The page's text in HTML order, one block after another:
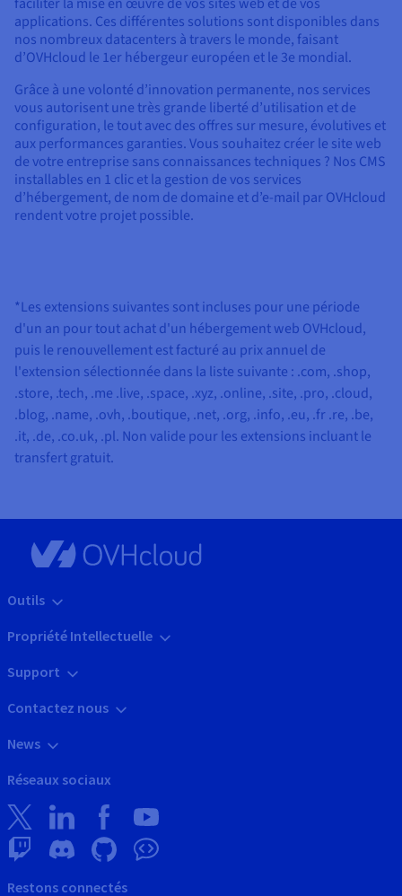
applications. Ces différentes solutions sont disponibles dans
nos nombreux datacenters à travers le monde, faisant
d’OVHcloud le 1er hébergeur européen et le 3e mondial.
Grâce à une volonté d’innovation permanente, nos services
vous autorisent une très grande liberté d’utilisation et de
configuration, le tout avec des offres sur mesure, évolutives et
aux performances garanties. Vous souhaitez créer le site web
de votre entreprise sans connaissances techniques ? Nos CMS
installables en 1 clic et la gestion de vos services
d’hébergement, de nom de domaine et d’e-mail par OVHcloud
rendent votre projet possible.
*Les extensions suivantes sont incluses pour une période
d'un an pour tout achat d'un hébergement web OVHcloud,
puis le renouvellement est facturé au prix annuel de
l'extension sélectionnée dans la liste suivante : .com, .shop,
.store, .tech, .me .live, .space, .xyz, .online, .site, .pro, .cloud,
.blog, .name, .ovh, .boutique, .net, .org, .info, .eu, .fr .re, .be,
.it, .de, .co.uk, .pl. Non valide pour les extensions incluant le
transfert gratuit.
Outils
Propriété Intellectuelle
Support
Contactez nous
News
Réseaux sociaux
Restons connectés